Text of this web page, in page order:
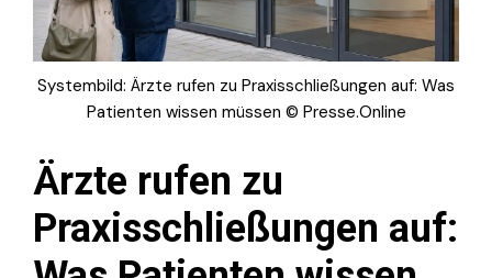
Systembild: Ärzte rufen zu Praxisschließungen auf: Was
Patienten wissen müssen © Presse.Online
Ärzte rufen zu
Praxisschließungen auf: